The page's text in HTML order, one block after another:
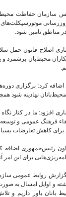
سازمان حفاظت
موتورسیکلت‌های
مناطق تامین شود.
اصلاح قانون حمل
محیط‌بان برشمرد و
اضافه کرد: برگزاری
نهادینه شود
افزود: ما در کنار
فرهنگ عمومی و
برای کاهش تعارضات
رئیس‌جمهوری اضافه
برای این
روابط عمومی
و اوایل امسال به
بانان باور داریم و